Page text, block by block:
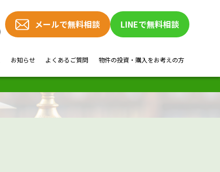
メールで無料相談 LINEで無料相談
お知らせ よくあるご質問 物件の投資・購入をお考えの方